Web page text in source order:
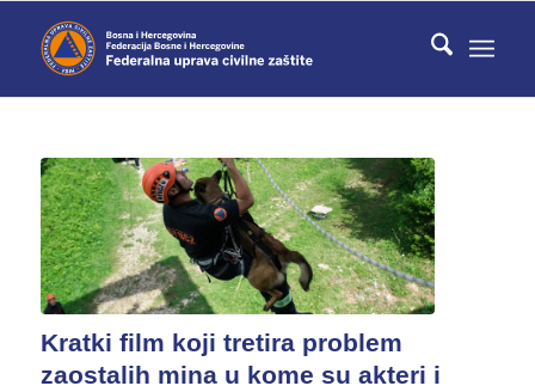
Kratki film koji tretira problem
zaostalih mina u kome su akteri i